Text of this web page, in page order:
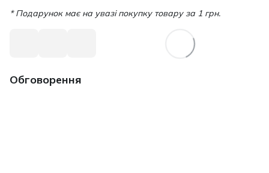
* Подарунок має на увазі покупку товару за 1 грн.
Обговорення